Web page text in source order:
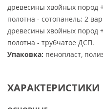
древесины хвойных пород
полотна - сотопанель; 2
древесины хвойных пород
полотна - трубчатое ДСП.
Упаковка: пенопласт,
ХАРАКТЕРИСТИКИ